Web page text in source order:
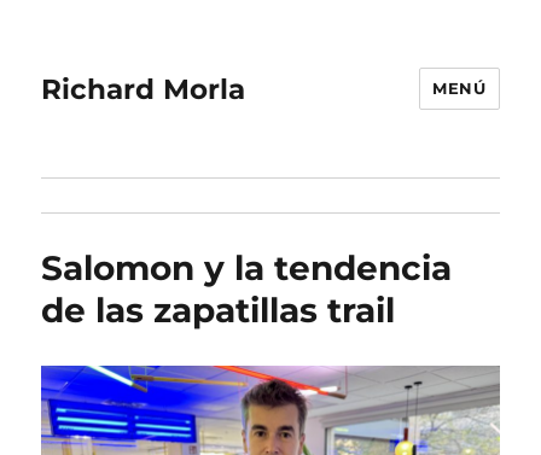
Richard Morla MENÚ
Salomon y la tendencia
de las zapatillas trail